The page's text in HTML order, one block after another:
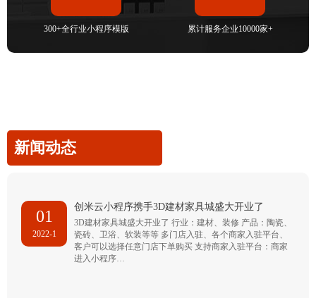
300+全行业小程序模版 累计服务企业10000家+
新闻动态
01
2022-1
创米云小程序携手3D建材家具城盛大开业了
3D建材家具城盛大开业了 行业：建材、装修 产品：陶瓷、
瓷砖、卫浴、软装等等 多门店入驻、各个商家入驻平台、
客户可以选择任意门店下单购买 支持商家入驻平台：商家
进入小程序…